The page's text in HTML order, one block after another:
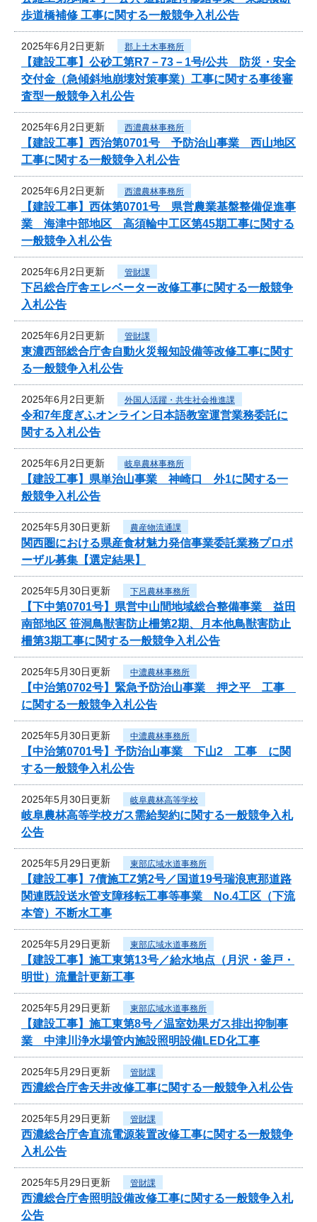
歩道橋補修 工事に関する一般競争入札公告
2025年6月2日更新 郡上土木事務所
【建設工事】公砂工第R7－73－1号/公共 防災・安全
交付金（急傾斜地崩壊対策事業）工事に関する事後審
査型一般競争入札公告
2025年6月2日更新 西濃農林事務所
【建設工事】西治第0701号 予防治山事業 西山地区
工事に関する一般競争入札公告
2025年6月2日更新 西濃農林事務所
【建設工事】西体第0701号 県営農業基盤整備促進事
業 海津中部地区 高須輪中工区第45期工事に関する
一般競争入札公告
2025年6月2日更新 管財課
下呂総合庁舎エレベーター改修工事に関する一般競争
入札公告
2025年6月2日更新 管財課
東濃西部総合庁舎自動火災報知設備等改修工事に関す
る一般競争入札公告
2025年6月2日更新 外国人活躍・共生社会推進課
令和7年度ぎふオンライン日本語教室運営業務委託に
関する入札公告
2025年6月2日更新 岐阜農林事務所
【建設工事】県単治山事業 神崎口 外1に関する一
般競争入札公告
2025年5月30日更新 農産物流通課
関西圏における県産食材魅力発信事業委託業務プロポ
ーザル募集【選定結果】
2025年5月30日更新 下呂農林事務所
【下中第0701号】県営中山間地域総合整備事業 益田
南部地区 笹洞鳥獣害防止柵第2期、月本他鳥獣害防止
柵第3期工事に関する一般競争入札公告
2025年5月30日更新 中濃農林事務所
【中治第0702号】緊急予防治山事業 押之平 工事
に関する一般競争入札公告
2025年5月30日更新 中濃農林事務所
【中治第0701号】予防治山事業 下山2 工事 に関
する一般競争入札公告
2025年5月30日更新 岐阜農林高等学校
岐阜農林高等学校ガス需給契約に関する一般競争入札
公告
2025年5月29日更新 東部広域水道事務所
【建設工事】7債施工Z第2号／国道19号瑞浪恵那道路
関連既設送水管支障移転工事等事業 No.4工区（下流
本管）不断水工事
2025年5月29日更新 東部広域水道事務所
【建設工事】施工東第13号／給水地点（月沢・釜戸・
明世）流量計更新工事
2025年5月29日更新 東部広域水道事務所
【建設工事】施工東第8号／温室効果ガス排出抑制事
業 中津川浄水場管内施設照明設備LED化工事
2025年5月29日更新 管財課
西濃総合庁舎天井改修工事に関する一般競争入札公告
2025年5月29日更新 管財課
西濃総合庁舎直流電源装置改修工事に関する一般競争
入札公告
2025年5月29日更新 管財課
西濃総合庁舎照明設備改修工事に関する一般競争入札
公告